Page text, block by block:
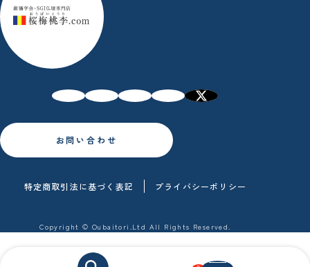
Copyright © Oubaitori.Ltd All Rights Reserved.
お問い合わせ
特定商取引法に基づく表記 プライバシーポリシー